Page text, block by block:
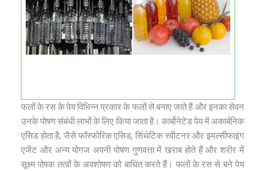
फलों के रस के पेय विभिन्न प्रकार के फलों से बनाए जाते हैं और इनका सेवन
उनके पोषण संबंधी लाभों के लिए किया जाता है। कार्बोनेटेड पेय में अकार्बनिक
एसिड होता है, जैसे फॉस्फोरिक एसिड, सिंथेटिक स्वीटनर और इमल्सीफाइंग
एजेंट और अन्य योगज अपनी पोषण गुणवत्ता में खराब होते हैं और शरीर में
सूक्ष्म पोषक तत्वों के अवशोषण को बाधित करते हैं। फलों के रस से बने पेय